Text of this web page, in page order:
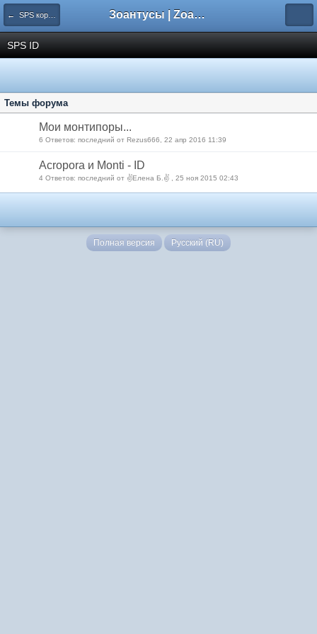
← SPS кораллы Зоантусы | Zoasfan.ru
SPS ID
Темы форума
Мои монтипоры...
6 Ответов: последний от Rezus666, 22 апр 2016 11:39
Acropora и Monti - ID
4 Ответов: последний от ✌Елена Б.✌ , 25 ноя 2015 02:43
Полная версия Русский (RU)